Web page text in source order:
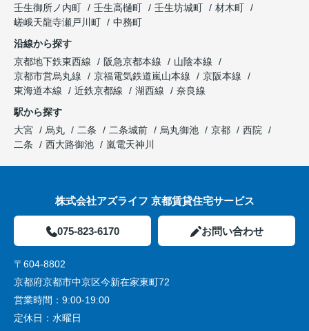
壬生御所ノ内町
壬生高樋町 壬生坊城町
材木町
嵯峨天龍寺瀬戸川町
中務町
沿線から探す
京都地下鉄東西線
阪急京都本線
山陰本線
京都市営烏丸線
京福電気鉄道嵐山本線
京阪本線
東海道本線
近鉄京都線 湖西線
奈良線
駅から探す
大宮
烏丸 二条 二条城前 烏丸御池 京都
西院
二条
西大路御池 嵐電天神川
株式会社アズライフ 京都賃貸住宅サービス
075-823-6170 お問い合わせ
〒604-8802
京都府京都市中京区今新在家東町72
営業時間： 9:00-19:00
定休日： 水曜日